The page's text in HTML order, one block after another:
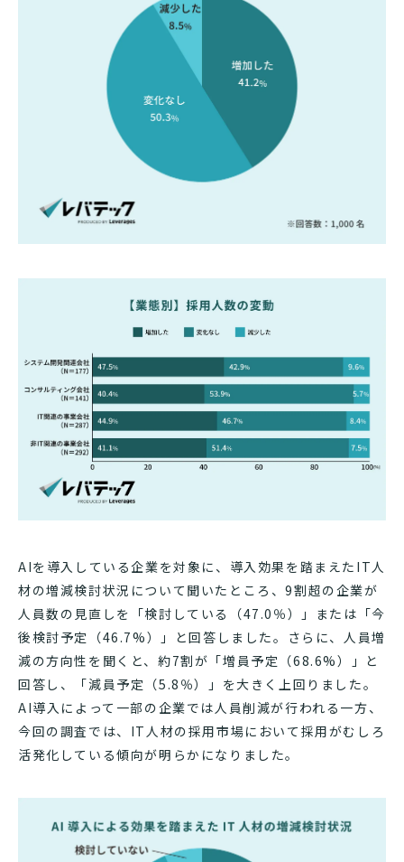
AIを導入している企業を対象に、導入効果を踏まえたIT人
材の増減検討状況について聞いたところ、9割超の企業が
人員数の見直しを「検討している（47.0％）」または「今
後検討予定（46.7%）」と回答しました。さらに、人員増
減の方向性を聞くと、約7割が「増員予定（68.6%）」と
回答し、「減員予定（5.8％）」を大きく上回りました。
AI導入によって一部の企業では人員削減が行われる一方、
今回の調査では、IT人材の採用市場において採用がむしろ
活発化している傾向が明らかになりました。